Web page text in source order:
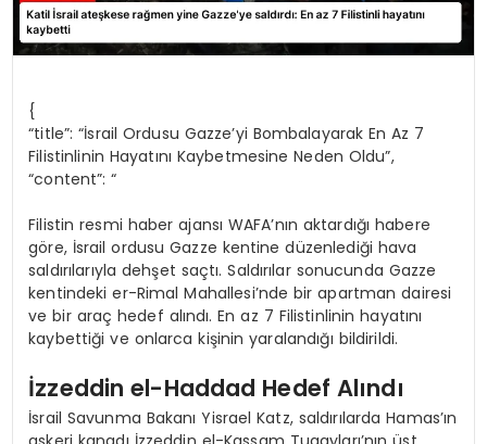
{
“title”: “İsrail Ordusu Gazze’yi Bombalayarak En Az 7
Filistinlinin Hayatını Kaybetmesine Neden Oldu”,
“content”: “
Filistin resmi haber ajansı WAFA’nın aktardığı habere
göre, İsrail ordusu Gazze kentine düzenlediği hava
saldırılarıyla dehşet saçtı. Saldırılar sonucunda Gazze
kentindeki er-Rimal Mahallesi’nde bir apartman dairesi
ve bir araç hedef alındı. En az 7 Filistinlinin hayatını
kaybettiği ve onlarca kişinin yaralandığı bildirildi.
İzzeddin el-Haddad Hedef Alındı
İsrail Savunma Bakanı Yisrael Katz, saldırılarda Hamas’ın